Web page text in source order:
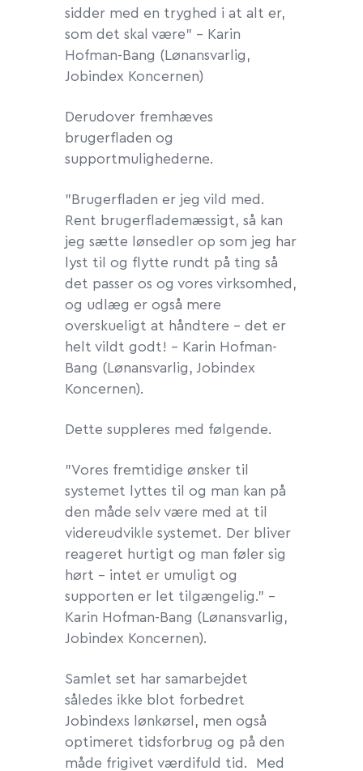
sidder med en tryghed i at alt er,
som det skal være” - Karin
Hofman-Bang (Lønansvarlig,
Jobindex Koncernen)
Derudover fremhæves
brugerfladen og
supportmulighederne.
”Brugerfladen er jeg vild med.
Rent brugerflademæssigt, så kan
jeg sætte lønsedler op som jeg har
lyst til og flytte rundt på ting så
det passer os og vores virksomhed,
og udlæg er også mere
overskueligt at håndtere – det er
helt vildt godt! - Karin Hofman-
Bang (Lønansvarlig, Jobindex
Koncernen).
Dette suppleres med følgende.
”Vores fremtidige ønsker til
systemet lyttes til og man kan på
den måde selv være med at til
videreudvikle systemet. Der bliver
reageret hurtigt og man føler sig
hørt – intet er umuligt og
supporten er let tilgængelig.” -
Karin Hofman-Bang (Lønansvarlig,
Jobindex Koncernen).
Samlet set har samarbejdet
således ikke blot forbedret
Jobindexs lønkørsel, men også
optimeret tidsforbrug og på den
måde frigivet værdifuld tid. Med